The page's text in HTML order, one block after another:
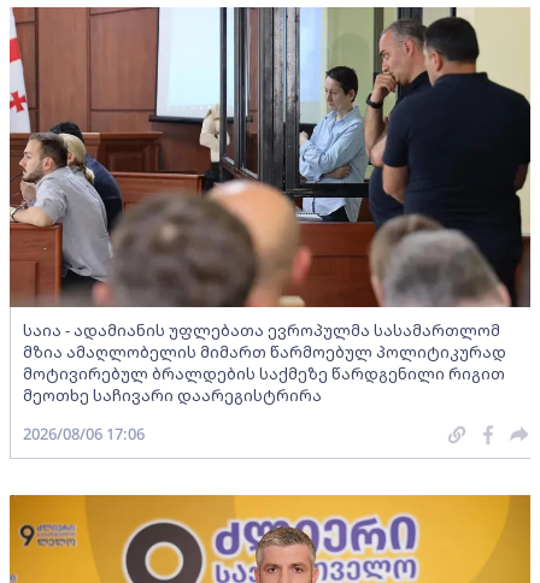
საია - ადამიანის უფლებათა ევროპულმა სასამართლომ
მზია ამაღლობელის მიმართ წარმოებულ პოლიტიკურად
მოტივირებულ ბრალდების საქმეზე წარდგენილი რიგით
მეოთხე საჩივარი დაარეგისტრირა
2026/08/06 17:06